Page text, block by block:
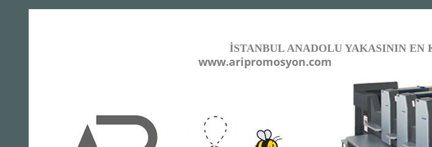
İSTANBUL ANADOLU YAKASININ
www.aripromosyon.com